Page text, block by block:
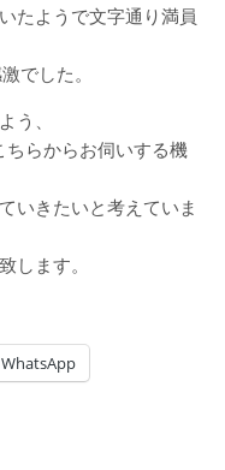
たようで文字通り満員
でした。
う、
ちらからお伺いする機
いきたいと考えていま
します。
WhatsApp